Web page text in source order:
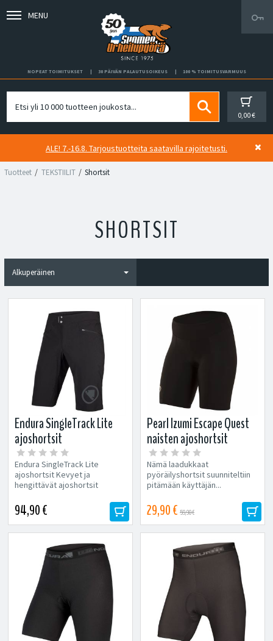
MENU
NOPEAT TOIMITUKSET 30 PÄIVÄN PALAUTUSOIKEUS 100 % TOIMITUSVARMUUS
0,00 €
ALE! 7.-16.8. Tarjoustuotteita saatavilla rajoitetusti.
Tuotteet TEKSTIILIT Shortsit
SHORTSIT
Endura SingleTrack Lite
ajoshortsit
Endura SingleTrack Lite
ajoshortsit Kevyet ja
hengittävät ajoshortsit
Kevyt,...
94,90 €
Pearl Izumi Escape Quest
naisten ajoshortsit
Nämä laadukkaat
pyöräilyshortsit suunniteltiin
pitämään käyttäjän...
29,90 € 59,90 €